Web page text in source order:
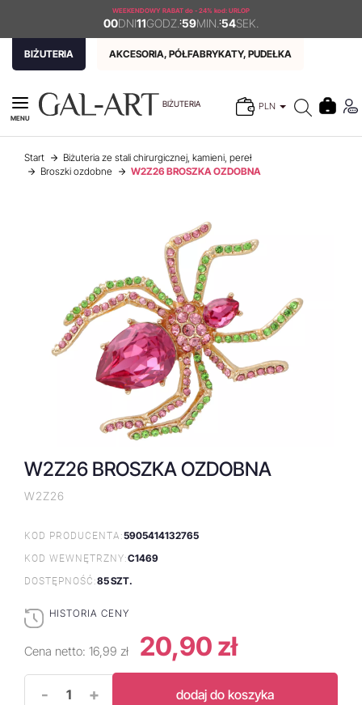
WEEKENDOWY RABAT do - 24% kod: URLOP
00DNI11GODZ. :59MIN. :54SEK.
BIŻUTERIA AKCESORIA, PÓŁFABRYKATY, PUDEŁKA
BIŻUTERIA PLN
MENU
Start
Biżuteria ze stali chirurgicznej, kamieni, pereł
Broszki ozdobne
W2Z26 BROSZKA OZDOBNA
W2Z26 BROSZKA OZDOBNA
W2Z26
KOD PRODUCENTA:5905414132765
KOD WEWNĘTRZNY:C1469
DOSTĘPNOŚĆ:85 SZT.
HISTORIA CENY
Cena netto: 16,99 zł 20,90 zł
- + dodaj do koszyka